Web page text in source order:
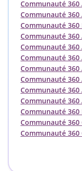
Communauté 360
Communauté 360
Communauté 360
Communauté
Communauté 360
Communauté 360
Communauté 360
Communauté 360
Communauté 360
Communauté 360
Communauté 360
Communauté 360
Communauté 360